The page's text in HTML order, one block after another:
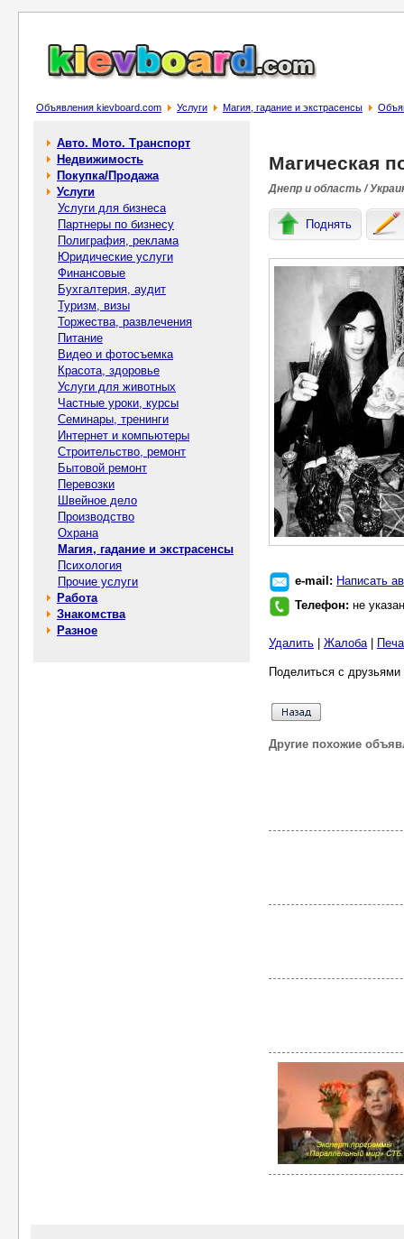
Объявления kievboard.com Услуги Магия, гадание и экстрасенсы
Авто. Мото. Транспорт
Недвижимость
Покупка/Продажа
Услуги
Услуги для бизнеса
Партнеры по бизнесу
Полиграфия, реклама
Юридические услуги
Финансовые
Бухгалтерия, аудит
Туризм, визы
Торжества, развлечения
Питание
Видео и фотосъемка
Красота, здоровье
Услуги для животных
Частные уроки, курсы
Семинары, тренинги
Интернет и компьютеры
Строительство, ремонт
Бытовой ремонт
Перевозки
Швейное дело
Производство
Охрана
Магия, гадание и экстрасенсы
Психология
Прочие услуги
Работа
Знакомства
Разное
Магическая
Днепр и область /
Поднять
e-mail: Написать
Телефон: не указан
Удалить Жалоба|
Поделиться с
Другие похожие